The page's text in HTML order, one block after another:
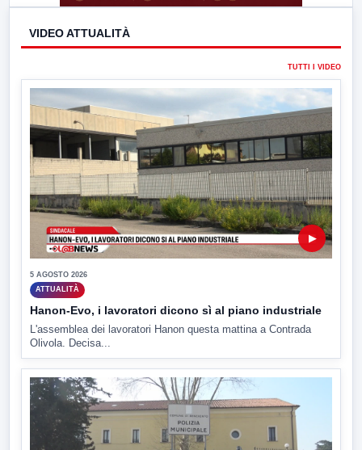
VIDEO ATTUALITÀ
TUTTI I VIDEO
▶
5 AGOSTO 2026
ATTUALITÀ
Hanon-Evo, i lavoratori dicono sì al piano industriale
L'assemblea dei lavoratori Hanon questa mattina a Contrada
Olivola. Decisa...